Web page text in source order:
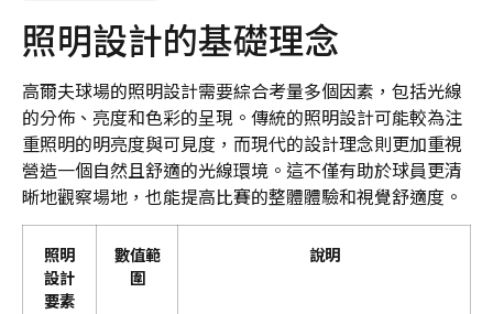
照明設計的基礎理念
高爾夫球場的照明設計需要綜合考量多個因素，包括光線
的分佈、亮度和色彩的呈現。傳統的照明設計可能較為注
重照明的明亮度與可見度，而現代的設計理念則更加重視
營造一個自然且舒適的光線環境。這不僅有助於球員更清
晰地觀察場地，也能提高比賽的整體體驗和視覺舒適度。
照明
設計
要素
數值範
圍
說明